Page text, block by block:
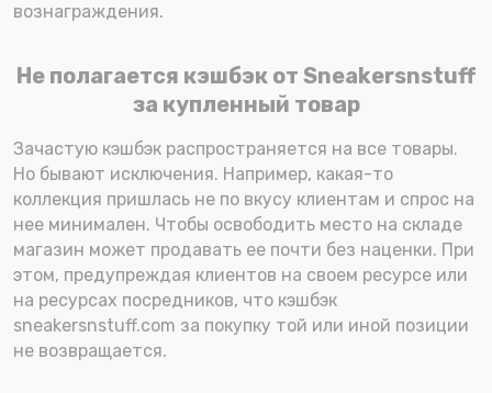
вознаграждения.
Не полагается кэшбэк от Sneakersnstuff
за купленный товар
Зачастую кэшбэк распространяется на все товары.
Но бывают исключения. Например, какая-то
коллекция пришлась не по вкусу клиентам и спрос на
нее минимален. Чтобы освободить место на складе
магазин может продавать ее почти без наценки. При
этом, предупреждая клиентов на своем ресурсе или
на ресурсах посредников, что кэшбэк
sneakersnstuff.com за покупку той или иной позиции
не возвращается.